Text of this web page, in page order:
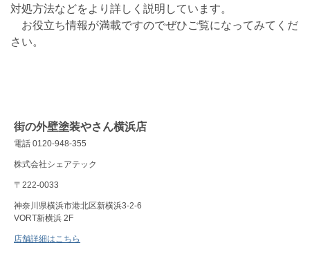
対処方法などをより詳しく説明しています。
お役立ち情報が満載ですのでぜひご覧になってみてくだ
さい。
街の外壁塗装やさん横浜店
電話 0120-948-355
株式会社シェアテック
〒222-0033
神奈川県横浜市港北区新横浜3-2-6
VORT新横浜 2F
店舗詳細はこちら